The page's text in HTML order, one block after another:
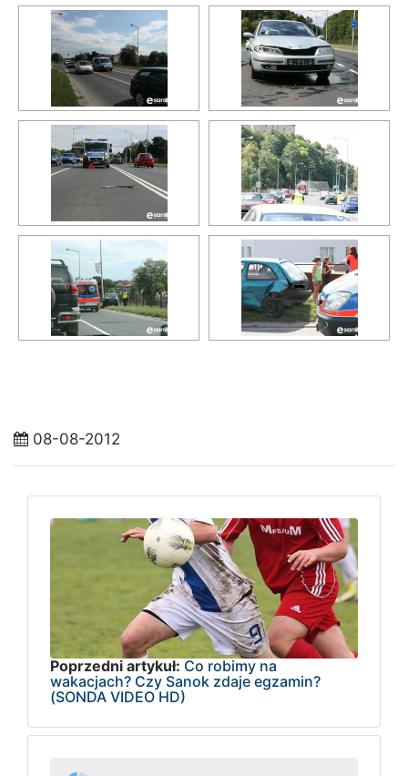
08-08-2012
Poprzedni artykuł: Co robimy na
wakacjach? Czy Sanok zdaje egzamin?
(SONDA VIDEO HD)